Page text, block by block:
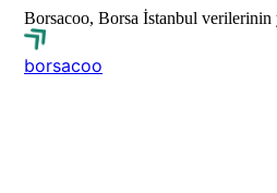
Borsacoo, Borsa İstanbul verilerinin
borsacoo